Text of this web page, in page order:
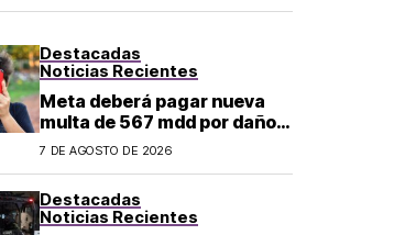
Destacadas
Noticias Recientes
Meta deberá pagar nueva
multa de 567 mdd por daños
a menores
7 DE AGOSTO DE 2026
Destacadas
Noticias Recientes